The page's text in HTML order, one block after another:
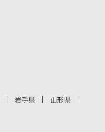
｜ 岩手県 ｜ 山形県 ｜